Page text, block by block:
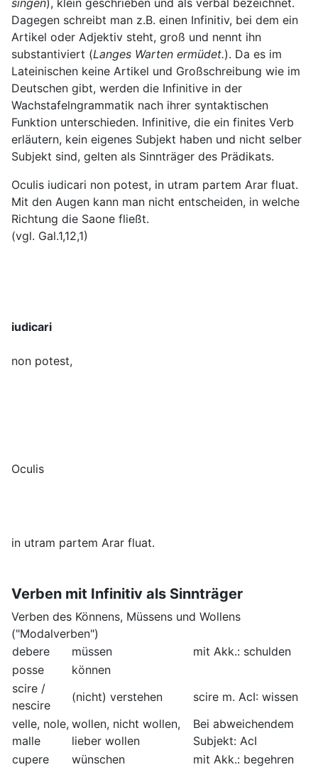
singen), klein geschrieben und als verbal bezeichnet.
Dagegen schreibt man z.B. einen Infinitiv, bei dem ein
Artikel oder Adjektiv steht, groß und nennt ihn
substantiviert (Langes Warten ermüdet.). Da es im
Lateinischen keine Artikel und Großschreibung wie im
Deutschen gibt, werden die Infinitive in der
Wachstafelngrammatik nach ihrer syntaktischen
Funktion unterschieden. Infinitive, die ein finites Verb
erläutern, kein eigenes Subjekt haben und nicht selber
Subjekt sind, gelten als Sinnträger des Prädikats.
Oculis iudicari non potest, in utram partem Arar fluat.
Mit den Augen kann man nicht entscheiden, in welche
Richtung die Saone fließt.
(vgl. Gal.1,12,1)
iudicari
non potest,
Oculis
in utram partem Arar fluat.
Verben mit Infinitiv als Sinnträger
Verben des Könnens, Müssens und Wollens
("Modalverben")
debere
müssen
mit Akk.: schulden
posse
können
scire /
nescire
(nicht) verstehen
scire m. AcI: wissen
velle, nole,
malle
wollen, nicht wollen,
lieber wollen
Bei abweichendem
Subjekt: AcI
cupere
wünschen
mit Akk.: begehren